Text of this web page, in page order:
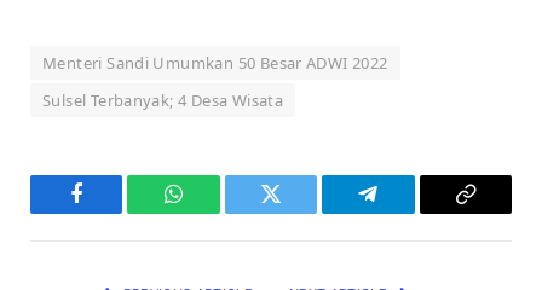
Menteri Sandi Umumkan 50 Besar ADWI 2022
Sulsel Terbanyak; 4 Desa Wisata
Facebook WhatsAppTwitter Telegram
Copy